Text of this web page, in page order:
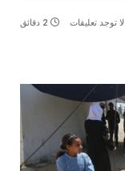
لا توجد تعليقات 2 دقائق